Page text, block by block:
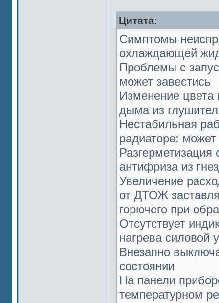
Цитата:
Симптомы
охлаждающей
Проблемы с
может завестись
Изменение цвета
дыма из
Нестабильная
радиаторе:
антифриза из
Увеличение
от ДТОЖ
горючего при
Отсутствует
нагрева силовой
Внезапно
состоянии
На панели
температурном